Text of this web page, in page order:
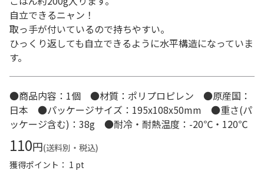
自立できるニャン！
取っ手が付いているので持ちやすい。
ひっくり返しても自立できるように水平構造になっていま
す。
●商品内容：1個 ●材質：ポリプロピレン ●原産国：
日本 ●パッケージサイズ：195x108x50mm ●重さ(パ
ッケージ含む)：38g ●耐冷・耐熱温度：-20℃・120℃
110円(送料別・税込)
獲得ポイント： 1 pt